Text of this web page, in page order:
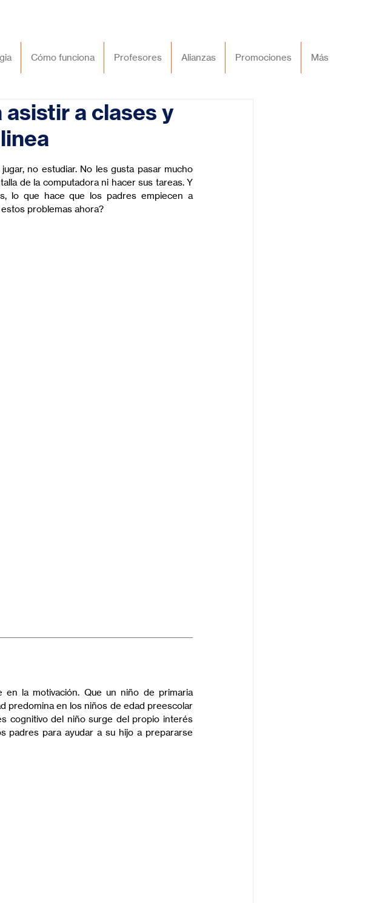
Cómo funciona Profesores Alianzas Promociones Más
a clases y
no estudiar. No les gusta pasar mucho
de la computadora ni hacer sus tareas. Y
lo que hace que los padres empiecen a
problemas ahora?
la motivación. Que un niño de primaria
predomina en los niños de edad preescolar
cognitivo del niño surge del propio interés
padres para ayudar a su hijo a prepararse